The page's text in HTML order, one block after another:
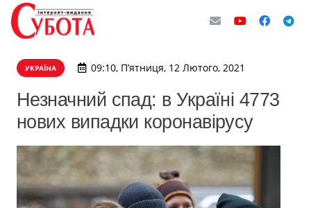
УКРАЇНА 09:10, П’ятниця, 12 Лютого, 2021
Незначний спад: в Україні 4773
нових випадки коронавірусу